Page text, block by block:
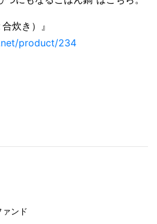
炊き）』
product/234
ンド